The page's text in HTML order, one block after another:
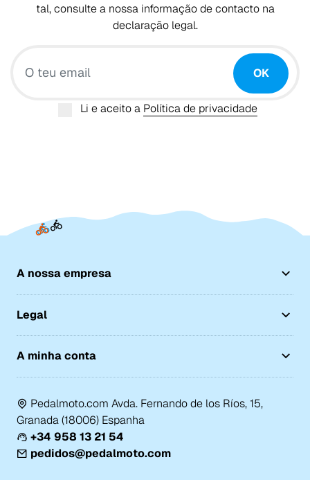
tal, consulte a nossa informação de contacto na
declaração legal.
OK
Li e aceito a Política de privacidade
A nossa empresa
Legal
A minha conta
Pedalmoto.com Avda. Fernando de los Ríos, 15,
Granada (18006) Espanha
+34 958 13 21 54
pedidos@pedalmoto.com